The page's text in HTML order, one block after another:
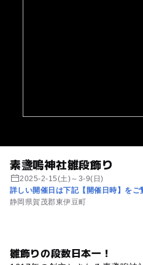
素盞嗚神社雛段飾り
2025-2-15(土)～3-9(日)
詳しい開催日は下記【開催日時】をご
静岡県賀茂郡東伊豆町
雛飾りの段数日本一！